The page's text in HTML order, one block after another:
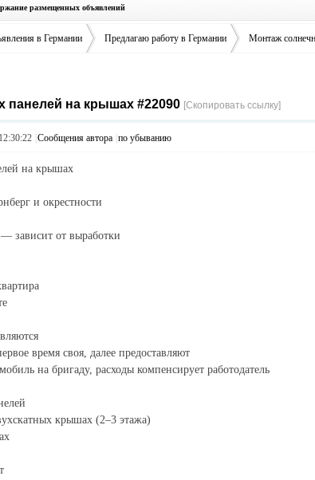
размещенных объявлений
в Германии
›
Предлагаю работу в Германии
›
Монтаж
панелей на крышах #22090 [Скопировать ссылку]
Сообщения автора по убыванию
на крышах
и окрестности
зависит от выработки
время своя, далее предоставляют
на бригаду, расходы компенсирует работодатель
крышах (2–3 этажа)